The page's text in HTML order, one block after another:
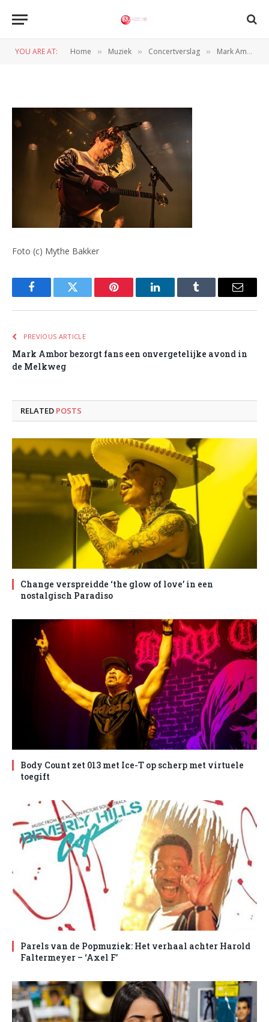
YOU ARE AT: Home » Muziek » Concertverslag » Mark Ambor bezorgt fans een onvergetelijke avond in de Melkweg
Foto (c) Mythe Bakker
FacebookTwitter Pinterest LinkedInTumblr Email
PREVIOUS ARTICLE
Mark Ambor bezorgt fans een onvergetelijke avond in
de Melkweg
RELATED POSTS
Change verspreidde ‘the glow of love’ in een
nostalgisch Paradiso
Body Count zet 013 met Ice-T op scherp met virtuele
toegift
Parels van de Popmuziek: Het verhaal achter Harold
Faltermeyer – ‘Axel F’